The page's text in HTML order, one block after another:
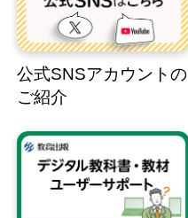
公式SNSアカウントの
ご紹介